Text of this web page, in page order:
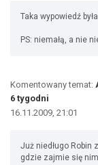
Taka wypowiedź
PS: niemałą, a nie
Komentowany temat:
6 tygodni
16.11.2009, 21:01
Już niedługo Robin
gdzie zajmie się